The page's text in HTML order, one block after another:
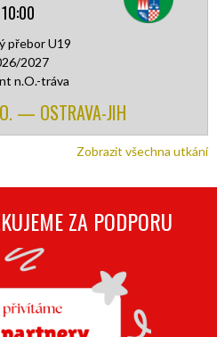
10:00
přebor U19
2027
n.O.-tráva
— OSTRAVA-JIH
Zobrazit všechna utkání
ZA PODPORU